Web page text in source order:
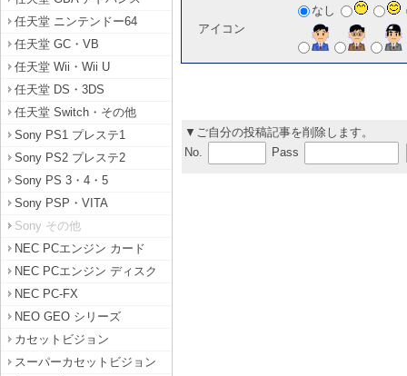
任天堂 ニンテンドー64
任天堂 GC・VB
任天堂 Wii・Wii U
任天堂 DS・3DS
任天堂 Switch・その他
Sony PS1 プレステ1
Sony PS2 プレステ2
Sony PS 3・4・5
Sony PSP・VITA
Sony その他
NEC PCエンジン カード
NEC PCエンジン ディスク
NEC PC-FX
NEO GEO シリーズ
カセットビジョン
スーパーカセットビジョン
アイコン
なし
▼ご自分の投稿記事を削除します。
No.
Pass